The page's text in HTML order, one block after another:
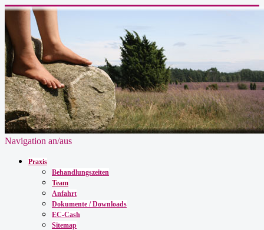
Navigation an/aus
Praxis
Behandlungszeiten
Team
Anfahrt
Dokumente / Downloads
EC-Cash
Sitemap